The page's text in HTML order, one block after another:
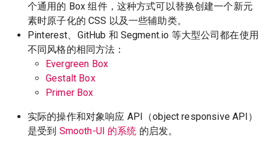
个通用的 Box 组件，这种方式可以替换创建一个新元
素时原子化的 CSS 以及一些辅助类。
Pinterest、GitHub 和 Segment.io 等大型公司都在使用
不同风格的相同方法：
Evergreen Box
Gestalt Box
Primer Box
实际的操作和对象响应 API（object responsive API）
是受到 Smooth-UI 的系统 的启发。